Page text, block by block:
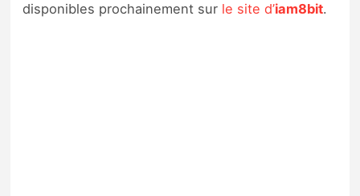
disponibles prochainement sur le site d’iam8bit.